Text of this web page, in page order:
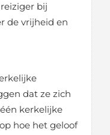
bij
de vrijheid en
dat ze zich
kerkelijke
hoe het geloof